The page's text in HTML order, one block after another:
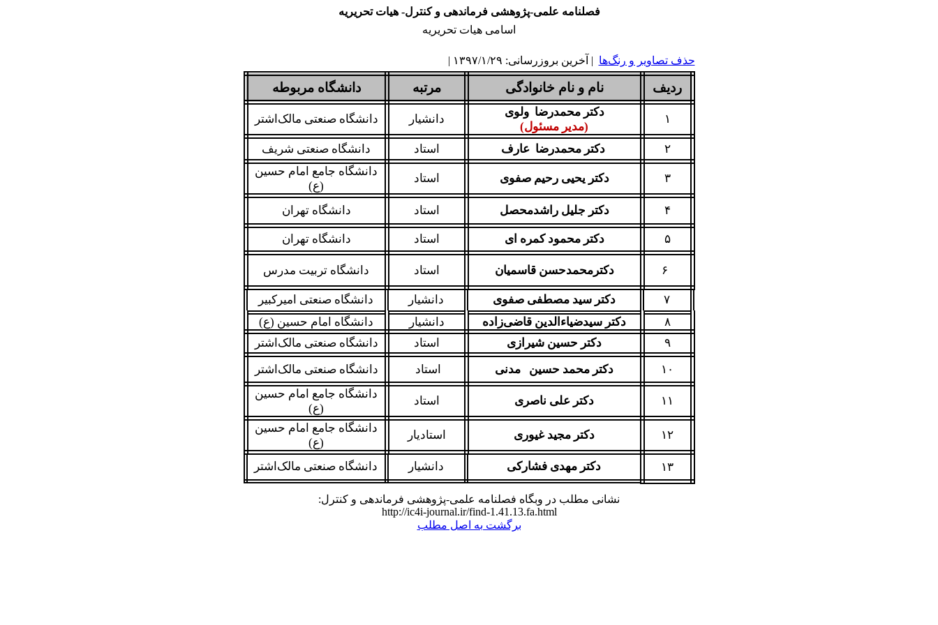
فصلنامه علمی-پژوهشی فرماندهی و کنترل- هیات تحریریه
اسامی هیات تحریریه
حذف تصاویر و رنگ‌ها | آخرین بروزرسانی: ۱۳۹۷/۱/۲۹ |
ردیف نام و نام خانوادگی مرتبه دانشگاه مربوطه
۱
دکتر محمدرضا ولوی
(مدیر مسئول)
دانشیار دانشگاه صنعتی مالک‌اشتر
۲ دکتر محمدرضا عارف استاد دانشگاه صنعتی شریف
۳ دکتر یحیی رحیم صفوی استاد
دانشگاه جامع امام حسین
(ع)
۴
دکتر جلیل راشدمحصل استاد دانشگاه تهران
۵ دکتر محمود کمره ای استاد دانشگاه تهران
دکترمحمدحسن قاسمیان استاد دانشگاه تربیت مدرس
۷ دکتر سید مصطفی صفوی دانشیار دانشگاه صنعتی امیرکبیر
۸ دکتر سیدضیاء‌الدین قاضی‌زاده دانشیار
دانشگاه امام حسین (ع)
۹
دکتر حسین شیرازی استاد
دانشگاه صنعتی مالک‌اشتر
۱۰
دکتر محمد حسین مدنی استاد دانشگاه صنعتی مالک‌اشتر
۱۱ دکتر علی ناصری استاد
دانشگاه جامع امام حسین
(ع)
۱۲
دکتر مجید غیوری استادیار
دانشگاه جامع امام حسین
(ع)
۱۳
دکتر مهدی فشارکی دانشیار دانشگاه صنعتی مالک‌اشتر
نشانی مطلب در وبگاه فصلنامه علمی-پژوهشی فرماندهی و کنترل:
http://ic4i-journal.ir/find-1.41.13.fa.html
برگشت به اصل مطلب